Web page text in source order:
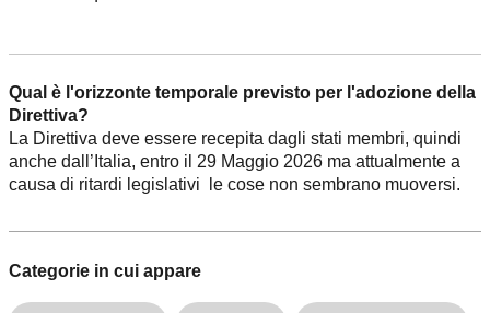
Qual è l'orizzonte temporale previsto per l'adozione della
Direttiva?
La Direttiva deve essere recepita dagli stati membri, quindi
anche dall’Italia, entro il 29 Maggio 2026 ma attualmente a
causa di ritardi legislativi le cose non sembrano muoversi.
Categorie in cui appare